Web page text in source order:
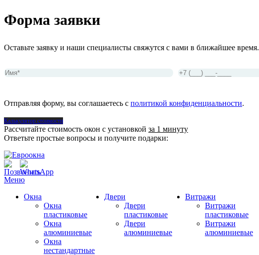
Форма заявки
Оставьте заявку и наши специалисты свяжутся с вами в ближайшее время.
Отправляя форму, вы соглашаетесь с политикой конфиденциальности.
Калькулятор стоимости
Рассчитайте стоимость окон с установкой за 1 минуту
Ответьте простые вопросы и получите подарки:
Меню
Окна
Окна
пластиковые
Окна
алюминиевые
Окна
нестандартные
Двери
Двери
пластиковые
Двери
алюминиевые
Витражи
Витражи
пластиковые
Витражи
алюминиевые